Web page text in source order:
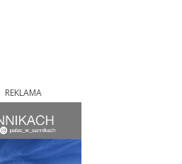
REKLAMA